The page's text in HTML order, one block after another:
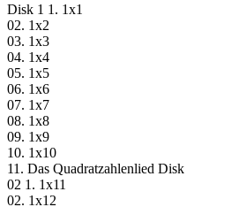
Disk 1 1. 1x1
02. 1x2
03. 1x3
04. 1x4
05. 1x5
06. 1x6
07. 1x7
08. 1x8
09. 1x9
10. 1x10
11. Das Quadratzahlenlied Disk
02 1. 1x11
02. 1x12